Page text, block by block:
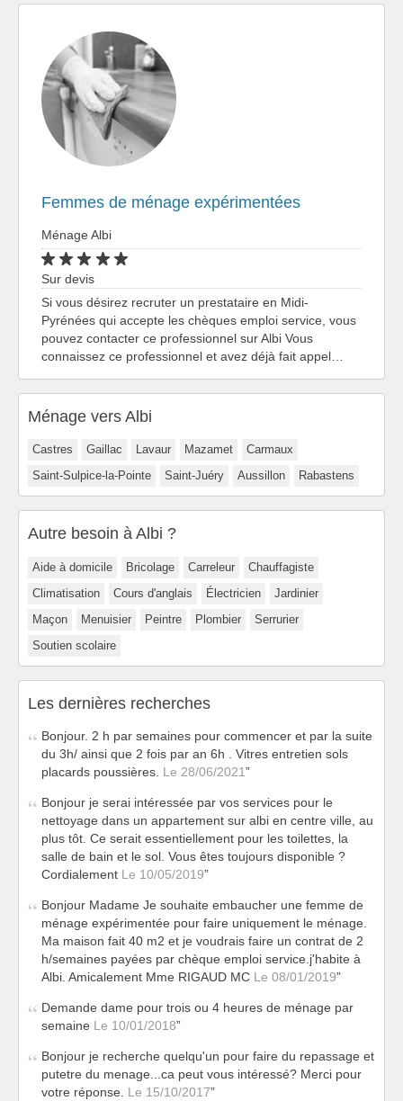
Femmes de ménage expérimentées
Ménage Albi
Sur devis
Si vous désirez recruter un prestataire en Midi-
Pyrénées qui accepte les chèques emploi service, vous
pouvez contacter ce professionnel sur Albi Vous
connaissez ce professionnel et avez déjà fait appel…
Ménage vers Albi
Castres Gaillac Lavaur Mazamet
Carmaux
Saint-Sulpice-la-Pointe
Saint-Juéry Aussillon Rabastens
Autre besoin à Albi ?
Aide à domicile Bricolage Carreleur
Chauffagiste
Climatisation
Cours d'anglais Électricien
Jardinier
Maçon
Menuisier Peintre Plombier
Serrurier
Soutien scolaire
Les dernières recherches
Bonjour. 2 h par semaines pour commencer et par la suite
du 3h/ ainsi que 2 fois par an 6h . Vitres entretien sols
placards poussières. Le 28/06/2021
Bonjour je serai intéressée par vos services pour le
nettoyage dans un appartement sur albi en centre ville, au
plus tôt. Ce serait essentiellement pour les toilettes, la
salle de bain et le sol. Vous êtes toujours disponible ?
Cordialement Le 10/05/2019
Bonjour Madame Je souhaite embaucher une femme de
ménage expérimentée pour faire uniquement le ménage.
Ma maison fait 40 m2 et je voudrais faire un contrat de 2
h/semaines payées par chèque emploi service.j'habite à
Albi. Amicalement Mme RIGAUD MC Le 08/01/2019
Demande dame pour trois ou 4 heures de ménage par
semaine Le 10/01/2018
Bonjour je recherche quelqu'un pour faire du repassage et
putetre du menage...ca peut vous intéressé? Merci pour
votre réponse. Le 15/10/2017